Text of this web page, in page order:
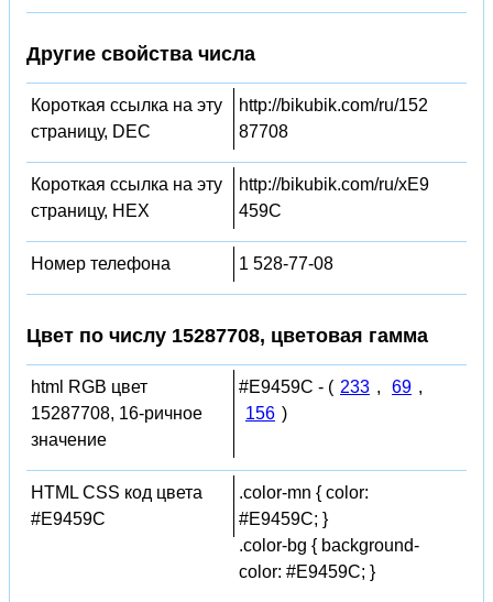
Другие свойства числа
Короткая ссылка на эту
страницу, DEC
http://bikubik.com/ru/152
87708
Короткая ссылка на эту
страницу, HEX
http://bikubik.com/ru/xE9
459C
Номер телефона 1 528-77-08
Цвет по числу 15287708, цветовая гамма
html RGB цвет
15287708, 16-ричное
значение
#E9459C - ( 233 , 69 ,
156 )
HTML CSS код цвета
#E9459C
.color-mn { color:
#E9459C; }
.color-bg { background-
color: #E9459C; }